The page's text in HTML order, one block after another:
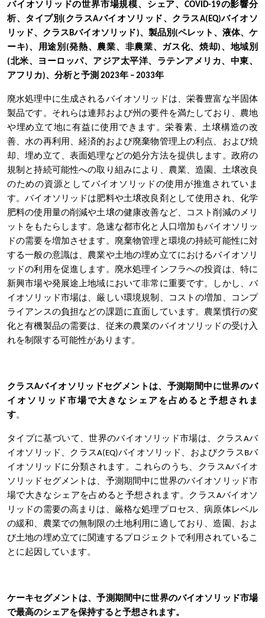
バイオソリッドの世界市場規模、シェア、COVID-19の影響分
析、タイプ別(クラスAバイオソリッド、クラスA(EQ)バイオソ
リッド、クラスBバイオソリッド)、製品別(ペレット、液体、ケ
ーキ)、用途別(発熱、農業、非農業、ガス化、焼却)、地域別
(北米、ヨーロッパ、アジア太平洋、ラテンアメリカ、中東、
アフリカ)、分析と予測 2023年 – 2033年
廃水処理中に生成されるバイオソリッドは、栄養豊富な半固体
製品です。それらは連邦および州の要件を満たしており、農地
や埋め立て地に有益に使用できます。栄養素、土壌構造の改
善、水の再利用、経済的および廃棄物管理上の利点、および焼
却、埋め立て、表面処理などの処分方法を提供します。政府の
規制と持続可能性への取り組みにより、農業、造園、土壌改良
のための資源としてバイオソリッドの使用が推進されていま
す。バイオソリッドは肥料や土壌改良剤として使用され、化学
肥料の使用量の削減や土壌の健康改善など、コスト削減のメリ
ットをもたらします。急速な都市化と人口増加もバイオソリッ
ドの需要を増加させます。廃棄物管理と環境の持続可能性に対
する一般の意識は、農業や土地の埋め立てにおけるバイオソリ
ッドの利用を促進します。廃水処理インフラへの投資は、特に
新興市場や発展途上地域において非常に重要です。しかし、バ
イオソリッド市場は、厳しい環境規制、コストの増加、コンプ
ライアンスの負担などの課題に直面しています。農業慣行の変
化と有機製品の需要は、従来の農業のバイオソリッドの受け入
れを制限する可能性があります。
クラスAバイオソリッドセグメントは、予測期間中に世界のバ
イオソリッド市場で大きなシェアを占めると予想されま
す。
タイプに基づいて、世界のバイオソリッド市場は、クラスAバ
イオソリッド、クラスA(EQ)バイオソリッド、およびクラスBバ
イオソリッドに分類されます。これらのうち、クラスAバイオ
ソリッドセグメントは、予測期間中に世界のバイオソリッド市
場で大きなシェアを占めると予想されます。クラスAバイオソ
リッドの需要の高まりは、厳格な処理プロセス、病原体レベル
の緩和、農業での無制限の土地利用に適しており、造園、およ
び土地の埋め立てに関連するプロジェクトで利用されているこ
とに起因しています。
ケーキセグメントは、予測期間中に世界のバイオソリッド市場
で最高のシェアを保持すると予想されます。